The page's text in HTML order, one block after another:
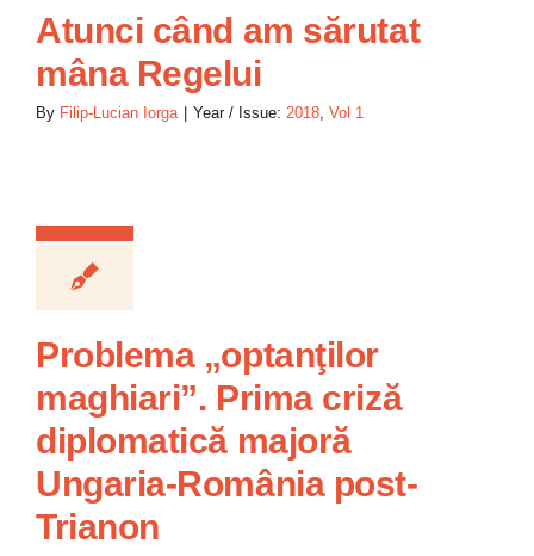
Atunci când am sărutat
mâna Regelui
By Filip-Lucian Iorga Year / Issue: 2018, Vol 1
Problema „optanţilor
maghiari”. Prima criză
diplomatică majoră
Ungaria-România post-
Trianon